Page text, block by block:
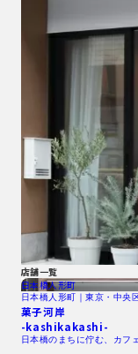
店舗一覧
日本橋人形町
日本橋人形町｜東京・中央
菓子河岸
-kashikakashi-
日本橋のまちに佇む、カフ